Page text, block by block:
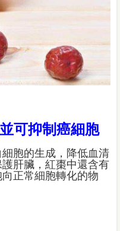
可抑制癌細胞
胞的生成，降低血清
肝臟，紅棗中還含有
正常細胞轉化的物